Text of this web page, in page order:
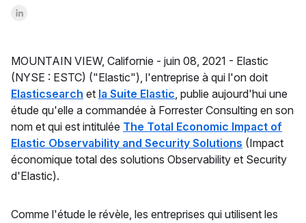
Share on LinkedInr
MOUNTAIN VIEW, Californie - juin 08, 2021 - Elastic
(NYSE : ESTC) ("Elastic"), l'entreprise à qui l'on doit
Elasticsearch et la Suite Elastic, publie aujourd'hui une
étude qu'elle a commandée à Forrester Consulting en son
nom et qui est intitulée The Total Economic Impact of
Elastic Observability and Security Solutions (Impact
économique total des solutions Observability et Security
d'Elastic).
Comme l'étude le révèle, les entreprises qui utilisent les